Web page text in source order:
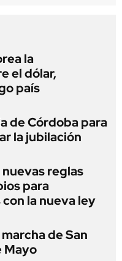
la
el dólar,
país
de Córdoba para
la jubilación
reglas
para
la nueva ley
de San
Mayo